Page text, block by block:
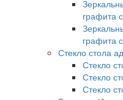
графита
графита
Стекло стола
Стекло
Стекло
Стекло